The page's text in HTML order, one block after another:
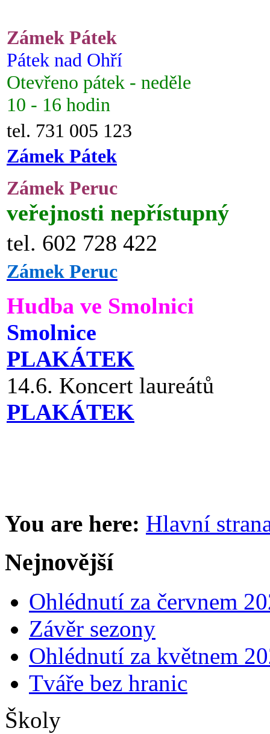
Zámek Pátek
Pátek nad Ohří
Otevřeno pátek - neděle
10 - 16 hodin
tel. 731 005 123
Zámek Pátek
Zámek Peruc
veřejnosti nepřístupný
tel. 602 728 422
Zámek Peruc
Hudba ve Smolnici
Smolnice
PLAKÁTEK
14.6. Koncert laureátů
PLAKÁTEK
You are here: Hlavní
Nejnovější
Ohlédnutí za červnem
Závěr sezony
Ohlédnutí za květnem
Tváře bez hranic
Školy